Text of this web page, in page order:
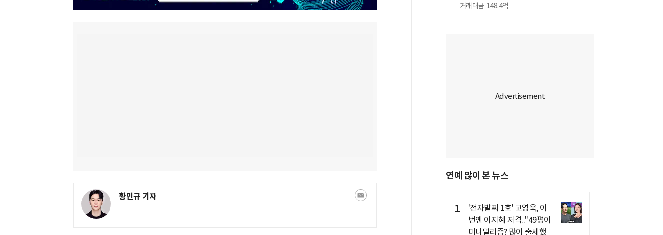
황민규 기자
거래대금 148.4억
연예 많이 본 뉴스
1
'전자발찌 1호' 고영욱, 이
번엔 이지혜 저격.."49평이
미니멀리즘? 많이 출세했